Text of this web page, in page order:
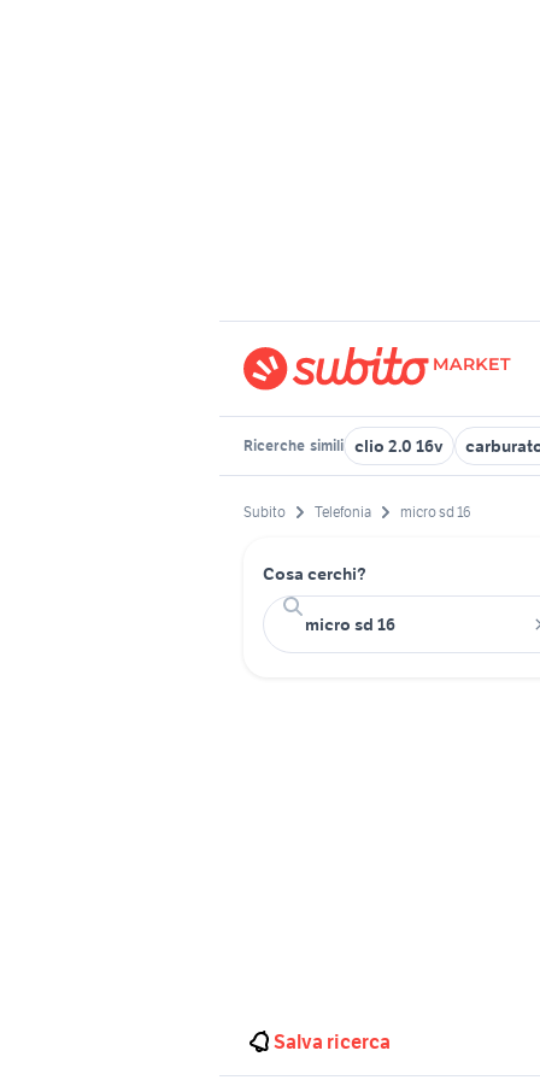
Ricerche simili clio 2.0 16v
Subito Telefonia micro sd 16
Cosa cerchi?
Salva ricerca